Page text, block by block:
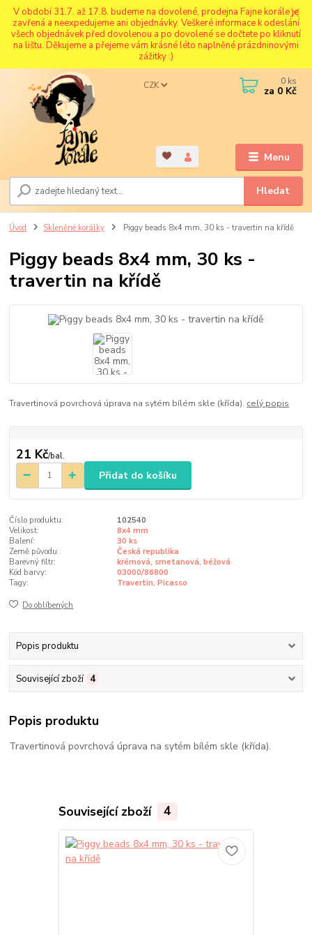
V období 31.7. až 17.8. budeme na dovolené, prodejna Fajne korále je
zavřená a neexpedujeme ani objednávky. Veškeré informace k odeslání
všech objednávek před dovolenou a po dovolené se dočtete po kliknutí
na lištu. Děkujeme a přejeme vám krásné léto naplněné prázdninovými
zážitky :)
Menu
CZK
Hledat
0 ks
za 0 Kč
Úvod Skleněné korálky Piggy beads 8x4 mm, 30 ks - travertin na křídě
Piggy beads 8x4 mm, 30 ks -
travertin na křídě
Travertinová povrchová úprava na sytém bílém skle (křída). celý popis
21 Kč/bal.
Přidat do košíku
Číslo produktu:
102540
Velikost:
8x4 mm
Balení:
30 ks
Země původu:
Česká republika
Barevný filtr:
krémová, smetanová, béžová
Kód barvy:
03000/86800
Tagy:
Travertin, Picasso
Do oblíbených
Popis produktu
Související zboží 4
Popis produktu
Travertinová povrchová úprava na sytém bílém skle (křída).
Související zboží 4